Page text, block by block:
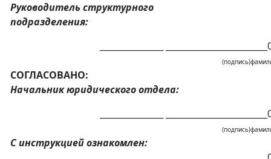
Руководитель структурного
подразделения:
_______________
СОГЛАСОВАНО:
Начальник юридического отдела:
_______________
С инструкцией ознакомлен: